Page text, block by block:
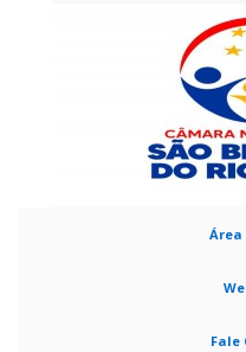
Área
Fale